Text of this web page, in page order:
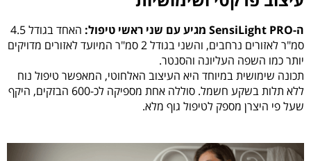
ה-SensiLight PRO מגיע עם שני ראשי טיפול:
האחד בגודל 4.5
סמ"ר לאזורים נרחבים, והשני בגודל 2 סמ"ר המיועד לאזורים מדויקים
יותר כמו השפה העליונה והסנטר.
תכונה שימושית במיוחד היא העיצוב האלחוטי, המאפשר טיפול נוח
ללא תלות בשקע חשמל. סוללה אחת מספיקה לכ-600 הבזקים, היקף
שעל פי היצרן מספק לטיפול גוף מלא.